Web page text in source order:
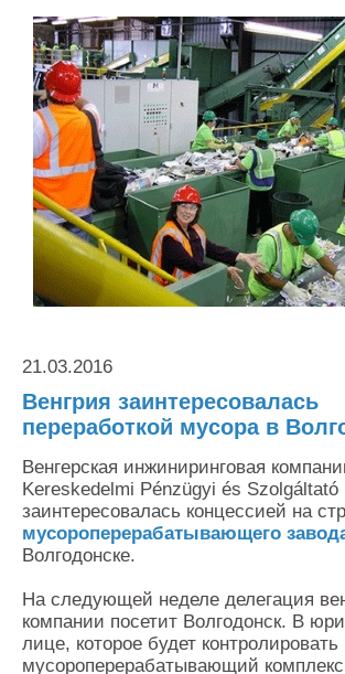
Новости компании
Мировые новости
О нас
Контакты
Оставить заявку
21.03.2016
Венгрия заинтересовалась
переработкой мусора в
Венгерская инжиниринговая
Kereskedelmi Pénzügyi és Szolgáltató
заинтересовалась концессией на
мусороперерабатывающего
Волгодонске.
На следующей неделе делегация
компании посетит Волгодонск. В
лице, которое будет контролировать
мусороперерабатывающий